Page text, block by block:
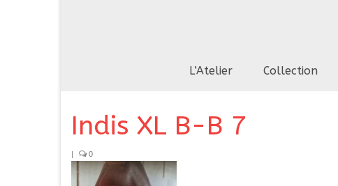
L’Atelier Collection
Indis XL B-B 7
| 0